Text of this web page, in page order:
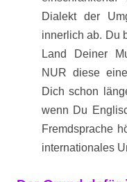
Dialekt der
innerlich ab. Du
Land Deiner
NUR diese
Dich schon
wenn Du
Fremdsprache
internationales